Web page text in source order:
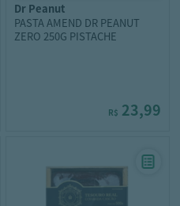
dr peanut
PASTA AMEND DR PEANUT
ZERO 250G PISTACHE
R$ 23,99